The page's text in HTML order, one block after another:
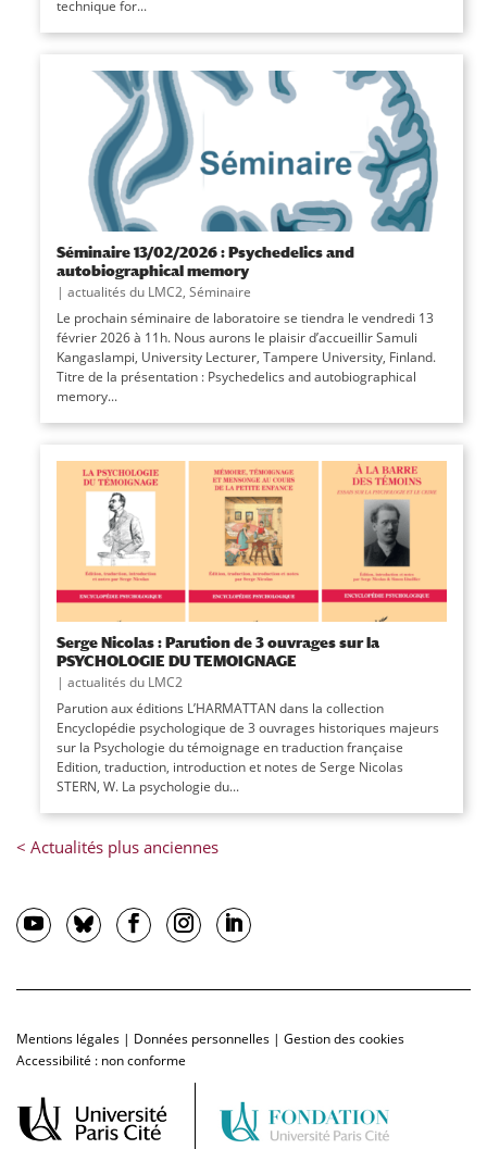
technique for...
Séminaire 13/02/2026 : Psychedelics and
autobiographical memory
| actualités du LMC2, Séminaire
Le prochain séminaire de laboratoire se tiendra le vendredi 13
février 2026 à 11h. Nous aurons le plaisir d’accueillir Samuli
Kangaslampi, University Lecturer, Tampere University, Finland.
Titre de la présentation : Psychedelics and autobiographical
memory...
Serge Nicolas : Parution de 3 ouvrages sur la
PSYCHOLOGIE DU TEMOIGNAGE
| actualités du LMC2
Parution aux éditions L’HARMATTAN dans la collection
Encyclopédie psychologique de 3 ouvrages historiques majeurs
sur la Psychologie du témoignage en traduction française
Edition, traduction, introduction et notes de Serge Nicolas
STERN, W. La psychologie du...
Mentions légales | Données personnelles | Gestion des cookies
Accessibilité : non conforme